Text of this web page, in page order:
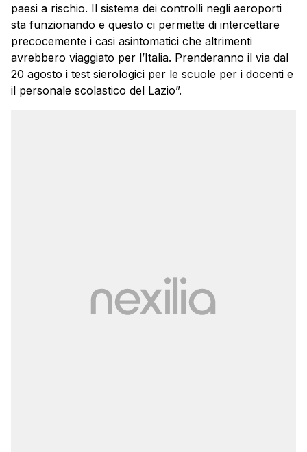
paesi a rischio. Il sistema dei controlli negli aeroporti
sta funzionando e questo ci permette di intercettare
precocemente i casi asintomatici che altrimenti
avrebbero viaggiato per l’Italia. Prenderanno il via dal
20 agosto i test sierologici per le scuole per i docenti e
il personale scolastico del Lazio”.